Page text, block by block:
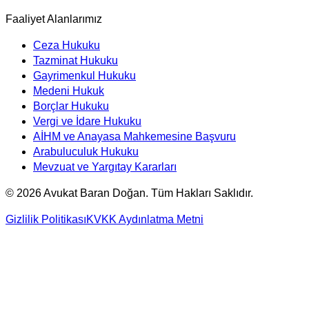
Faaliyet Alanlarımız
Ceza Hukuku
Tazminat Hukuku
Gayrimenkul Hukuku
Medeni Hukuk
Borçlar Hukuku
Vergi ve İdare Hukuku
AİHM ve Anayasa Mahkemesine Başvuru
Arabuluculuk Hukuku
Mevzuat ve Yargıtay Kararları
© 2026Avukat Baran Doğan. Tüm Hakları Saklıdır.
Gizlilik PolitikasıKVKK Aydınlatma Metni